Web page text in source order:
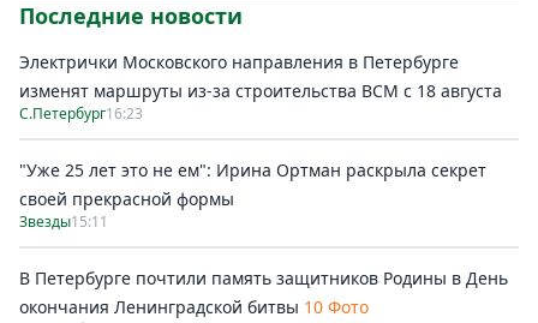
Последние новости
Электрички Московского направления в Петербурге
изменят маршруты из-за строительства ВСМ с 18 августа
С.Петербург16:23
"Уже 25 лет это не ем": Ирина Ортман раскрыла секрет
своей прекрасной формы
Звезды15:11
В Петербурге почтили память защитников Родины в День
окончания Ленинградской битвы 10 Фото